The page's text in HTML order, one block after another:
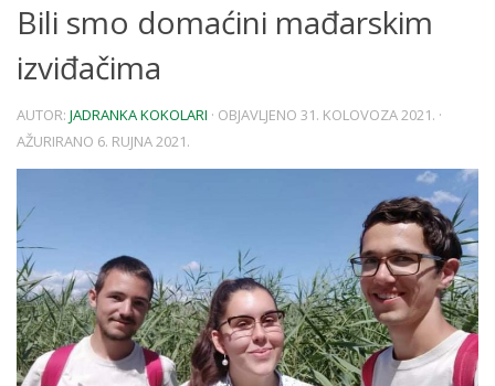
Bili smo domaćini mađarskim
izviđačima
AUTOR: JADRANKA KOKOLARI · OBJAVLJENO 31. KOLOVOZA 2021. ·
AŽURIRANO 6. RUJNA 2021.